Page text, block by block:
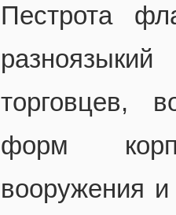
Пестрота
торговцев,
форм
вооружения